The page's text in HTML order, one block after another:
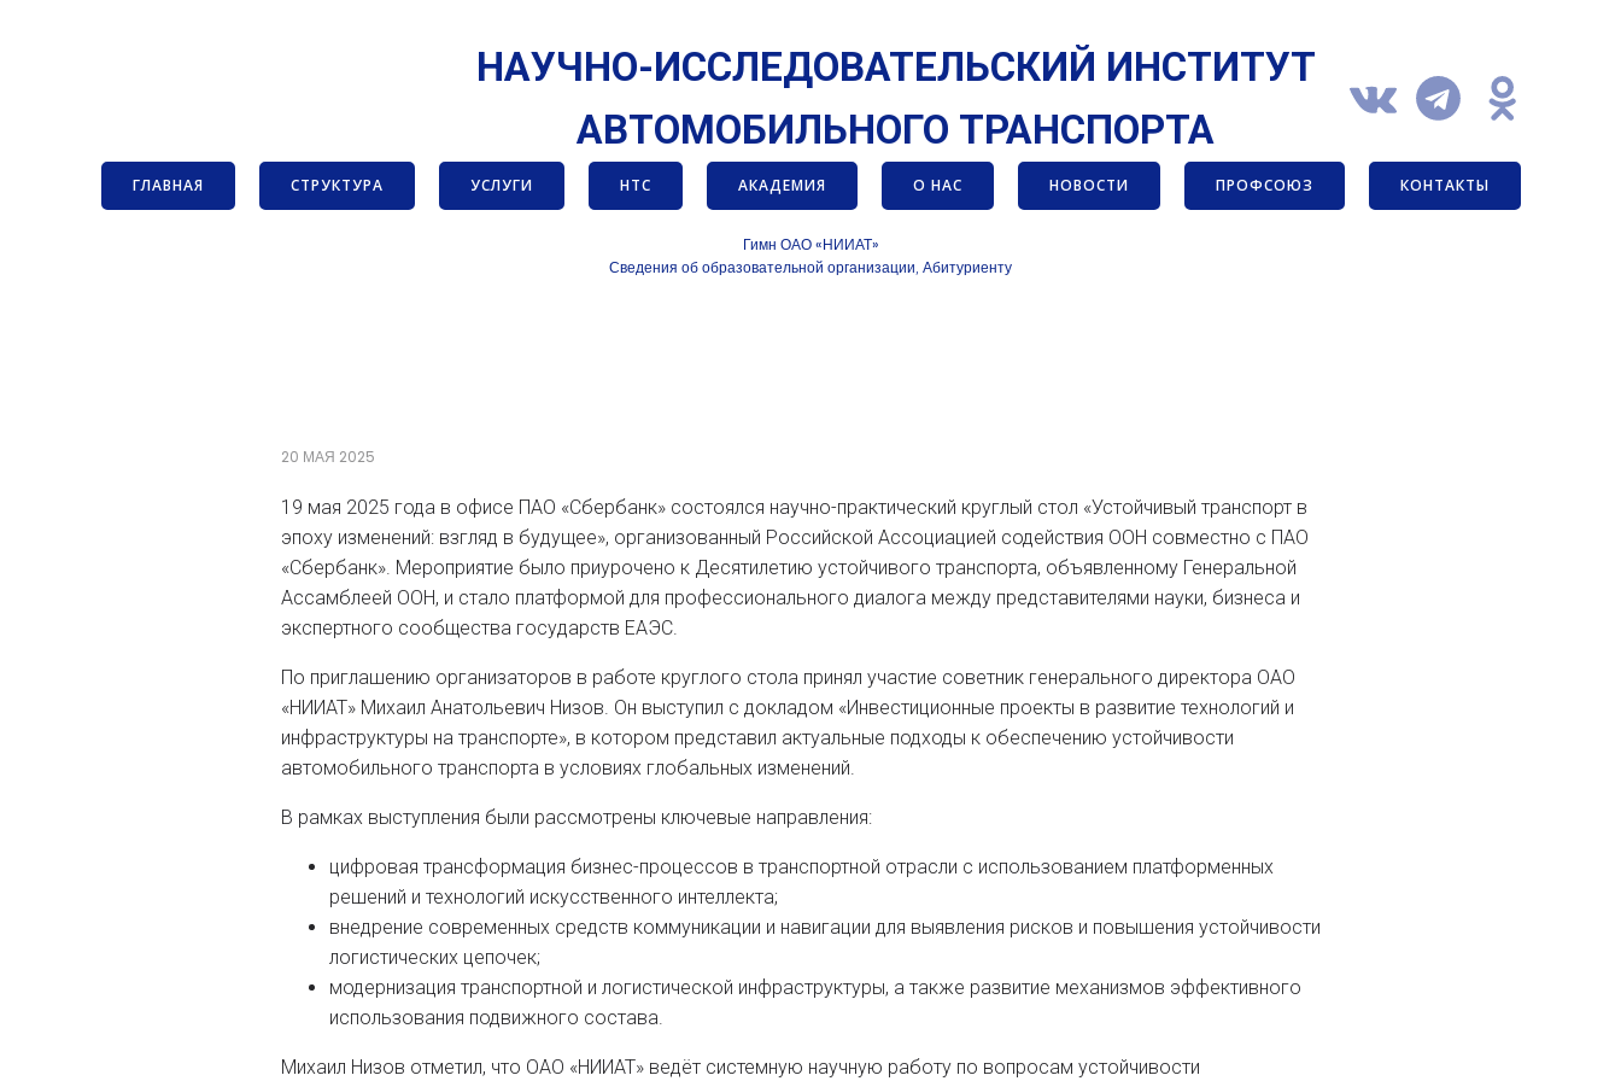
НАУЧНО-ИССЛЕДОВАТЕЛЬСКИЙ ИНСТИТУТ
АВТОМОБИЛЬНОГО ТРАНСПОРТА
ГЛАВНАЯ СТРУКТУРА УСЛУГИ НТС АКАДЕМИЯ О НАС НОВОСТИ ПРОФСОЮЗ КОНТАКТЫ
Гимн ОАО «НИИАТ»
Сведения об образовательной организации, Абитуриенту
20 МАЯ 2025
19 мая 2025 года в офисе ПАО «Сбербанк» состоялся научно-практический круглый стол «Устойчивый транспорт в
эпоху изменений: взгляд в будущее», организованный Российской Ассоциацией содействия ООН совместно с ПАО
«Сбербанк». Мероприятие было приурочено к Десятилетию устойчивого транспорта, объявленному Генеральной
Ассамблеей ООН, и стало платформой для профессионального диалога между представителями науки, бизнеса и
экспертного сообщества государств ЕАЭС.
По приглашению организаторов в работе круглого стола принял участие советник генерального директора ОАО
«НИИАТ» Михаил Анатольевич Низов. Он выступил с докладом «Инвестиционные проекты в развитие технологий и
инфраструктуры на транспорте», в котором представил актуальные подходы к обеспечению устойчивости
автомобильного транспорта в условиях глобальных изменений.
В рамках выступления были рассмотрены ключевые направления:
цифровая трансформация бизнес-процессов в транспортной отрасли с использованием платформенных
решений и технологий искусственного интеллекта;
внедрение современных средств коммуникации и навигации для выявления рисков и повышения устойчивости
логистических цепочек;
модернизация транспортной и логистической инфраструктуры, а также развитие механизмов эффективного
использования подвижного состава.
Михаил Низов отметил, что ОАО «НИИАТ» ведёт системную научную работу по вопросам устойчивости